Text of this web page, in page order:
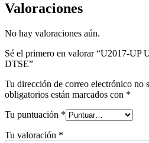
Valoraciones
No hay valoraciones aún.
Sé el primero en valorar “U2017-UP
DTSE”
Tu dirección de correo electrónico no
obligatorios están marcados con *
Tu puntuación *
Tu valoración *